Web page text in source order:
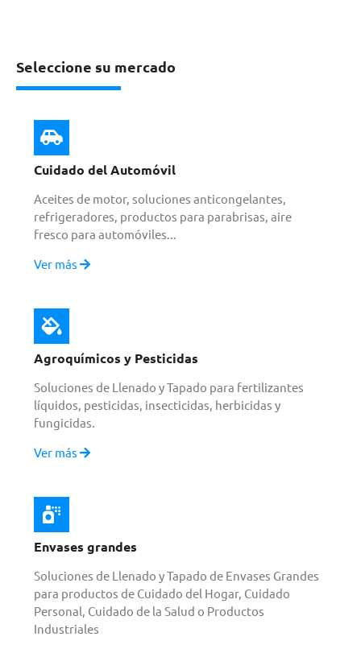
Seleccione su mercado
Cuidado del Automóvil
Aceites de motor, soluciones anticongelantes,
refrigeradores, productos para parabrisas, aire
fresco para automóviles...
Ver más
Agroquímicos y Pesticidas
Soluciones de Llenado y Tapado para fertilizantes
líquidos, pesticidas, insecticidas, herbicidas y
fungicidas.
Ver más
Envases grandes
Soluciones de Llenado y Tapado de Envases Grandes
para productos de Cuidado del Hogar, Cuidado
Personal, Cuidado de la Salud o Productos
Industriales